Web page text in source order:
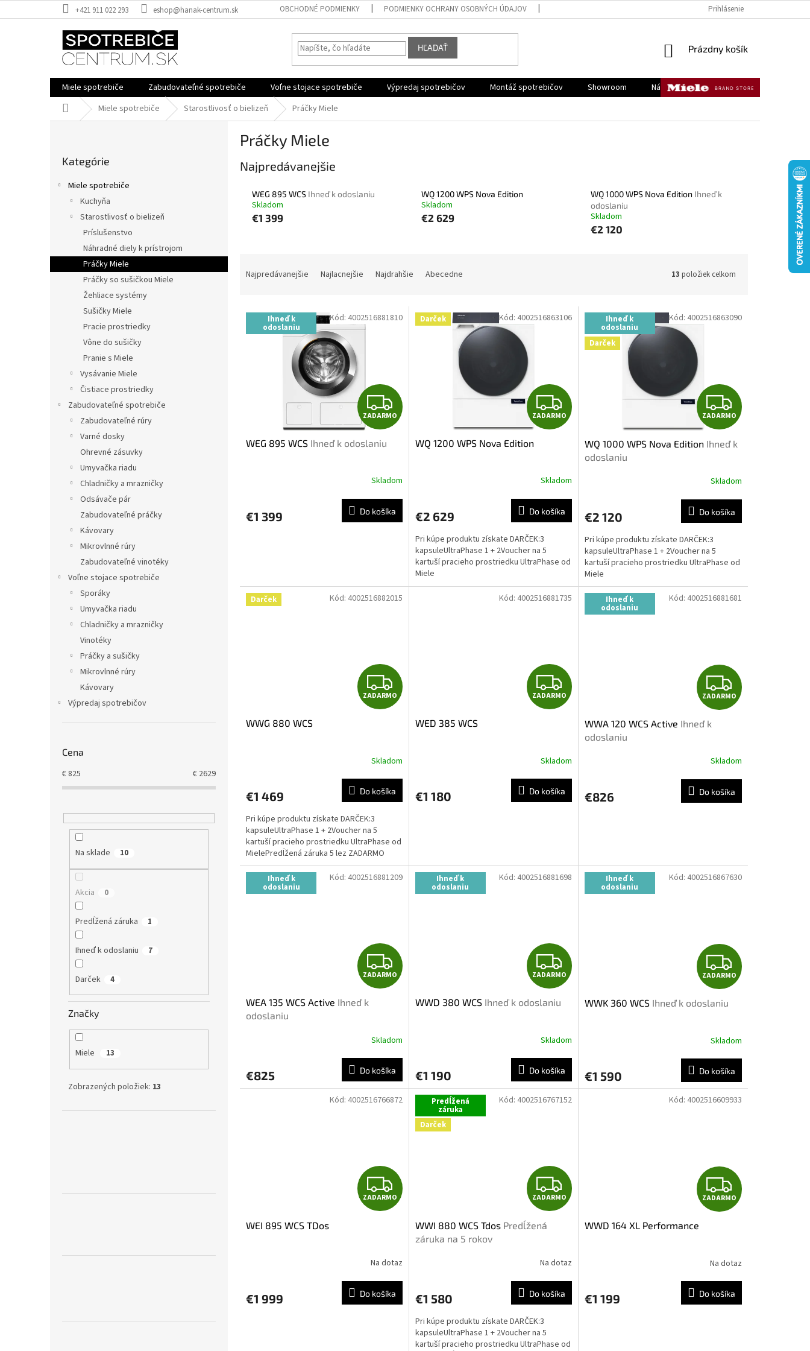
na
+421 911 022 293 eshop@hanak-centrum.sk OBCHODNÉ PODMIENKY PODMIENKY OCHRANY OSOBNÝCH ÚDAJOV REKLAMÁCIE A VRÁTENIE
Prihlásenie
HĽADAŤ
NÁKUPNÝ
Prázdny košík
Miele spotrebiče Zabudovateľné spotrebiče Voľne stojace spotrebiče Výpredaj spotrebičov Montáž spotrebičov Showroom Náš tím
Kontakty
DomovMiele spotrebiče Starostlivosť o bielizeň Práčky Miele
kategórie
Kategórie
Miele spotrebiče
Kuchyňa
Starostlivosť o bielizeň
Príslušenstvo
Náhradné diely k prístrojom
Práčky Miele
Práčky so sušičkou Miele
Žehliace systémy
Sušičky Miele
Pracie prostriedky
Vône do sušičky
Pranie s Miele
Vysávanie Miele
Čistiace prostriedky
Zabudovateľné spotrebiče
Zabudovateľné rúry
Varné dosky
Ohrevné zásuvky
Umyvačka riadu
Chladničky a mrazničky
Odsávače pár
Zabudovateľné práčky
Kávovary
Mikrovlnné rúry
Zabudovateľné vinotéky
Voľne stojace spotrebiče
Sporáky
Umyvačka riadu
Chladničky a mrazničky
Vinotéky
Práčky a sušičky
Mikrovlnné rúry
Kávovary
Výpredaj spotrebičov
Cena
€825 € 2629
Na sklade 10
Akcia 0
Predĺžená záruka 1
Ihneď k odoslaniu 7
Darček 4
Značky
Miele 13
Zobrazených položiek: 13
Práčky Miele
Najpredávanejšie
WEG 895 WCS Ihneď k odoslaniu
Skladom
€1 399
WQ 1200 WPS Nova Edition
Skladom
€2 629
WQ 1000 WPS Nova Edition Ihneď k
odoslaniu
Skladom
€2 120
n
Najpredávanejšie Najlacnejšie Najdrahšie Abecedne 13 položiek celkom
V
Ihneď k
odoslaniu
Z
A
A
R
M
ZADARMO
WEG 895 WCS Ihneď k odoslaniu
Skladom
€1 399 Do košíka
Kód: 4002516881810 Darček
Z
A
A
R
M
O
ZADARMO
WQ 1200 WPS Nova Edition
Skladom
€2 629 Do košíka
Pri kúpe produktu získate DARČEK:3
kapsuleUltraPhase 1 + 2Voucher na 5
kartuší pracieho prostriedku UltraPhase od
Miele
Kód: 4002516863106 Ihneď k
odoslaniu
Darček
Z
A
D
A
R
M
O
ZADARMO
WQ 1000 WPS Nova Edition Ihneď k
odoslaniu
Skladom
€2 120 Do košíka
Pri kúpe produktu získate DARČEK:3
kapsuleUltraPhase 1 + 2Voucher na 5
kartuší pracieho prostriedku UltraPhase od
Miele
Kód: 4002516863090
Darček
Z
A
A
R
M
O
ZADARMO
WWG 880 WCS
Skladom
€1 469 Do košíka
Pri kúpe produktu získate DARČEK:3
kapsuleUltraPhase 1 + 2Voucher na 5
kartuší pracieho prostriedku UltraPhase od
MielePredĺžená záruka 5 lez ZADARMO
Kód: 4002516882015
Z
A
A
R
M
ZADARMO
WED 385 WCS
Skladom
€1 180 Do košíka
Kód: 4002516881735 Ihneď k
odoslaniu
Z
A
A
R
M
ZADARMO
WWA 120 WCS Active Ihneď k
odoslaniu
Skladom
€826 Do košíka
Kód: 4002516881681
Ihneď k
odoslaniu
Z
A
A
R
M
ZADARMO
WEA 135 WCS Active Ihneď k
odoslaniu
Skladom
€825 Do košíka
Kód: 4002516881209 Ihneď k
odoslaniu
Z
A
A
R
M
ZADARMO
WWD 380 WCS Ihneď k odoslaniu
Skladom
€1 190 Do košíka
Kód: 4002516881698 Ihneď k
odoslaniu
Z
A
A
R
M
ZADARMO
WWK 360 WCS Ihneď k odoslaniu
Skladom
€1 590 Do košíka
Kód: 4002516867630
Z
A
A
R
M
ZADARMO
WEI 895 WCS TDos
Na dotaz
€1 999 Do košíka
Kód: 4002516766872 Predĺžená
záruka
Darček
Z
A
A
R
M
O
ZADARMO
WWI 880 WCS Tdos Predĺžená
záruka na 5 rokov
Na dotaz
€1 580 Do košíka
Pri kúpe produktu získate DARČEK:3
kapsuleUltraPhase 1 + 2Voucher na 5
kartuší pracieho prostriedku UltraPhase od
Kód: 4002516767152
Z
A
A
R
M
ZADARMO
WWD 164 XL Performance
Na dotaz
€1 199 Do košíka
Kód: 4002516609933